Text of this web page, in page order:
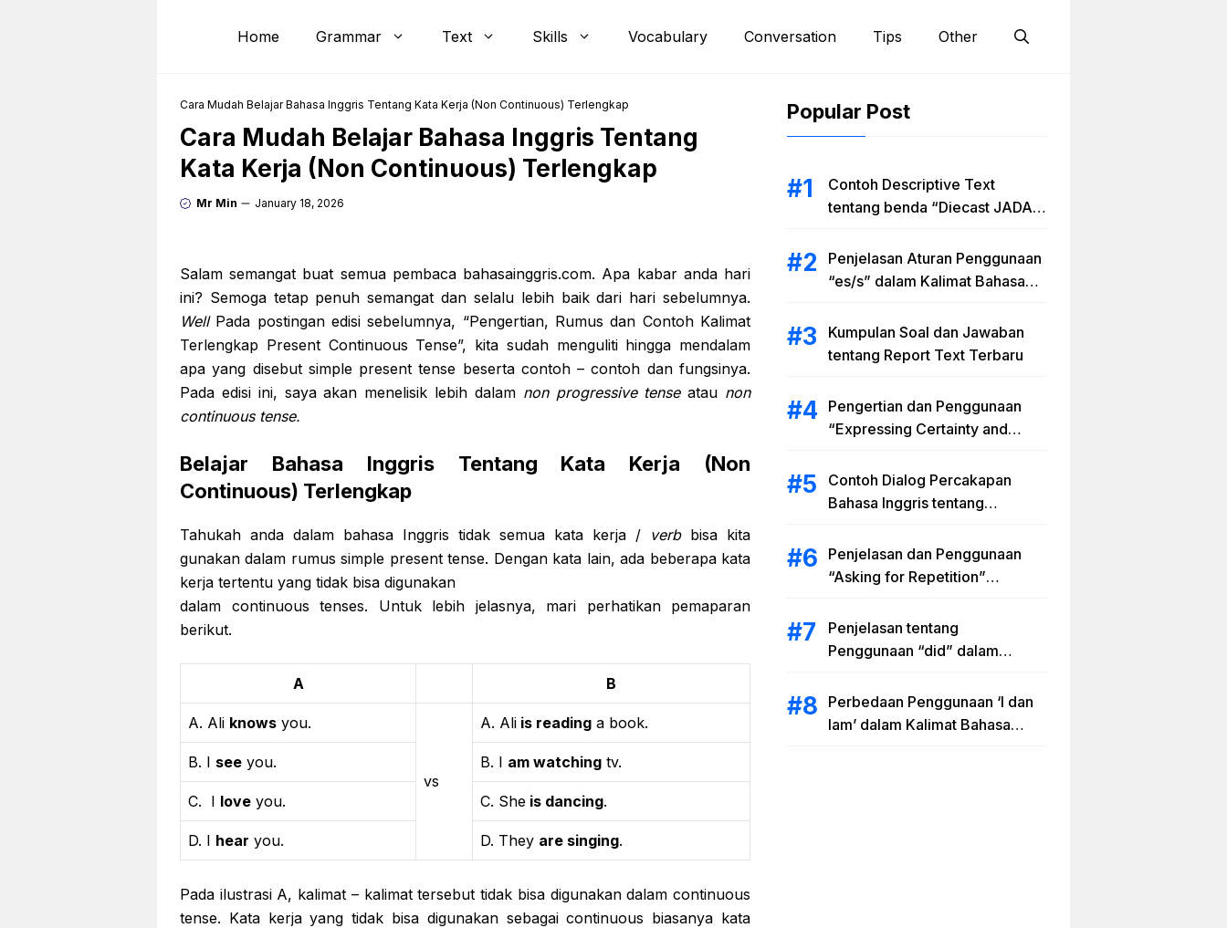
Home Grammar Text Skills Vocabulary Conversation Tips Other
Cara Mudah Belajar Bahasa Inggris Tentang Kata Kerja (Non Continuous) Terlengkap
Cara Mudah Belajar Bahasa Inggris Tentang
Kata Kerja (Non Continuous) Terlengkap
Mr Min January 18, 2026
Salam semangat buat semua pembaca bahasainggris.com. Apa kabar anda hari
ini? Semoga tetap penuh semangat dan selalu lebih baik dari hari sebelumnya.
Well Pada postingan edisi sebelumnya, “Pengertian, Rumus dan Contoh Kalimat
Terlengkap Present Continuous Tense”, kita sudah menguliti hingga mendalam
apa yang disebut simple present tense beserta contoh – contoh dan fungsinya.
Pada edisi ini, saya akan menelisik lebih dalam non progressive tenseatau non
continuous tense.
Belajar Bahasa Inggris Tentang Kata Kerja (Non
Continuous) Terlengkap
Tahukah anda dalam bahasa Inggris tidak semua kata kerja / verbbisa kita
gunakan dalam rumus simple present tense. Dengan kata lain, ada beberapa kata
kerja tertentu yang tidak bisa digunakan
dalam continuous tenses. Untuk lebih jelasnya, mari perhatikan pemaparan
berikut.
A B
A. Ali knows you.
vs
A. Ali is reading a book.
B. I see you. B. I am watching tv.
C. I love you. C. She is dancing.
D. I hear you. D. They are singing.
Pada ilustrasi A, kalimat – kalimat tersebut tidak bisa digunakan dalam continuous
tense. Kata kerja yang tidak bisa digunakan sebagai continuous biasanya kata
Popular Post
Contoh Descriptive Text
tentang benda “Diecast JADA –
Penjelasan Aturan Penggunaan
“es/s” dalam Kalimat Bahasa
Kumpulan Soal dan Jawaban
tentang Report Text Terbaru
Pengertian dan Penggunaan
“Expressing Certainty and
Contoh Dialog Percakapan
Bahasa Inggris tentang
Artinya
Penjelasan dan Penggunaan
“Asking for Repetition”
dan Latihan Soal
Penjelasan tentang
Penggunaan “did” dalam
Perbedaan Penggunaan ‘I dan
Iam’ dalam Kalimat Bahasa